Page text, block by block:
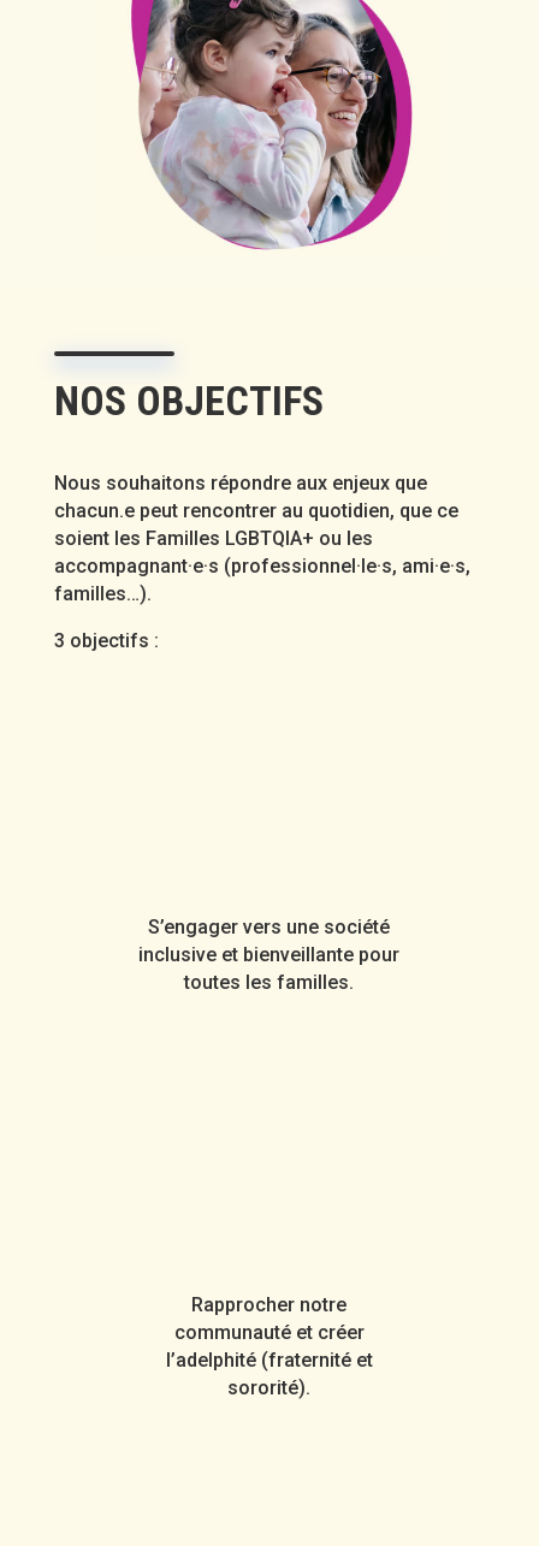
NOS OBJECTIFS
Nous souhaitons répondre aux enjeux que
chacun.e peut rencontrer au quotidien, que ce
soient les Familles LGBTQIA+ ou les
accompagnant·e·s (professionnel·le·s, ami·e·s,
familles…).
3 objectifs :
S’engager vers une société
inclusive et bienveillante pour
toutes les familles.
Rapprocher notre
communauté et créer
l’adelphité (fraternité et
sororité).